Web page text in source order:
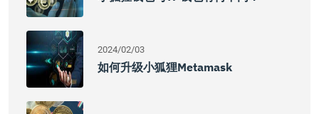
2024/02/03
如何升级小狐狸Metamask